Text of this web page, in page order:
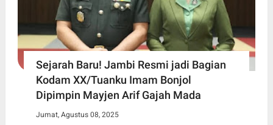
Sejarah Baru! Jambi Resmi jadi Bagian
Kodam XX/Tuanku Imam Bonjol
Dipimpin Mayjen Arif Gajah Mada
Jumat, Agustus 08, 2025